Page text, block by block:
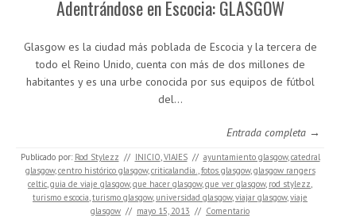
Adentrándose en Escocia: GLASGOW
Glasgow es la ciudad más poblada de Escocia y la tercera de
todo el Reino Unido, cuenta con más de dos millones de
habitantes y es una urbe conocida por sus equipos de fútbol
del…
Entrada completa →
Publicado por: Rod Stylezz // INICIO,VIAJES // ayuntamiento glasgow,catedral
glasgow,centro histórico glasgow,criticalandia.,fotos glasgow,glasgow rangers
celtic,guia de viaje glasgow,que hacer glasgow,que ver glasgow, rod stylezz,
turismo escocia,turismo glasgow, universidad glasgow,viajar glasgow,viaje
glasgow // mayo 15, 2013 // Comentario